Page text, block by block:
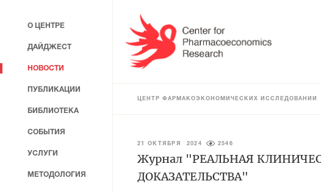
ЦЕНТР ФАРМАКОЭКОНОМИЧЕСКИХ ИССЛЕДОВАНИЙ
21 ОКТЯБРЯ 2024 2546
Журнал "РЕАЛЬНАЯ
ДОКАЗАТЕЛЬСТВА"
О ЦЕНТРЕ
ДАЙДЖЕСТ
НОВОСТИ
ПУБЛИКАЦИИ
БИБЛИОТЕКА
СОБЫТИЯ
УСЛУГИ
МЕТОДОЛОГИЯ